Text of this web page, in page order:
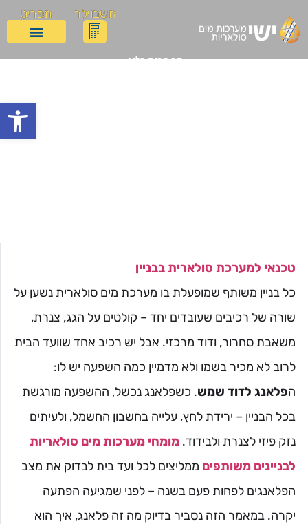
חשבוילר תפריט
דף הביתבלוג
מה זה פלאנג לדוד שמש
וכיצד הוא משפיע על אורך
טכנאי למערכת סולארית בבניין
כל בניין משותף שמופעלת בו מערכת מים סולארית נשען על
שורה של רכיבים שעובדים יחד – קולטים על הגג, צנרת,
משאבת סחרור, ודוד מרכזי. אבל יש רכיב אחד שוועד הבית
לרוב לא מכיר בשמו ולא מדמיין כמה השפעה יש לו:
הפלאנג לדוד שמש. כשפלאנג נכשל, ההשפעה מורגשת
בכל הבניין – ירידת לחץ, עלייה בחשבון החשמל, ולעיתים
נזק פיזי לצנרת ולבידוד. מומחי מערכות מים סולאריות
לבניינים משותפים ממליצים לכל ועד בית לבדוק את מצב
הפלאנגים לפחות פעם בשנה – לפני שמגיעה הפתעה
יקרה. במאמר הזה נסביר בדיוק מה זה פלאנג, איך הוא